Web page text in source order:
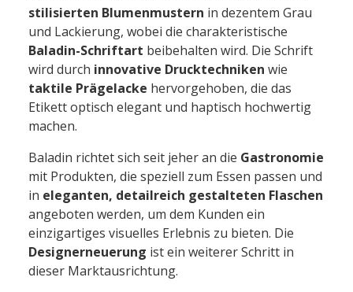
stilisierten Blumenmustern in dezentem Grau
und Lackierung, wobei die charakteristische
Baladin-Schriftart beibehalten wird. Die Schrift
wird durch innovative Drucktechniken wie
taktile Prägelacke hervorgehoben, die das
Etikett optisch elegant und haptisch hochwertig
machen.
Baladin richtet sich seit jeher an die Gastronomie
mit Produkten, die speziell zum Essen passen und
in eleganten, detailreich gestalteten Flaschen
angeboten werden, um dem Kunden ein
einzigartiges visuelles Erlebnis zu bieten. Die
Designerneuerung ist ein weiterer Schritt in
dieser Marktausrichtung.